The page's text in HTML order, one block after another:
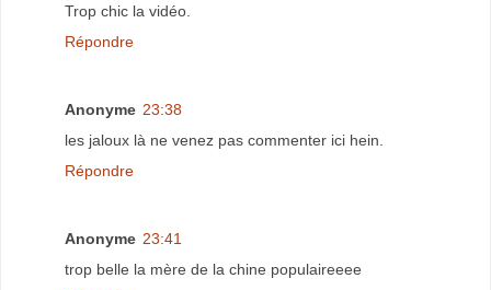
Trop chic la vidéo.
Répondre
Anonyme 23:38
les jaloux là ne venez pas commenter ici hein.
Répondre
Anonyme 23:41
trop belle la mère de la chine populaireeee